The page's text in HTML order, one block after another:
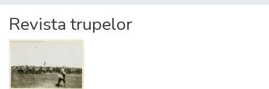
Statistics
About us
Revista trupelor